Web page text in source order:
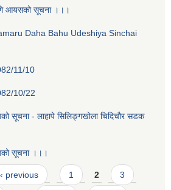
आयसको सूचना ।।।
Daha Bahu Udeshiya Sinchai
11/10
10/22
सूचना - लाहापे सिलिङ्गखोला चिदिचौर सडक
सूचना ।।।
‹ previous 1 2 3